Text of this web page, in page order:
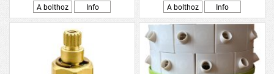
A bolthoz
Info
A bolthoz
Info